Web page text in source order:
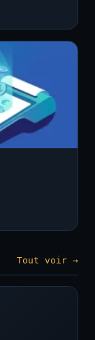
Tout voir →